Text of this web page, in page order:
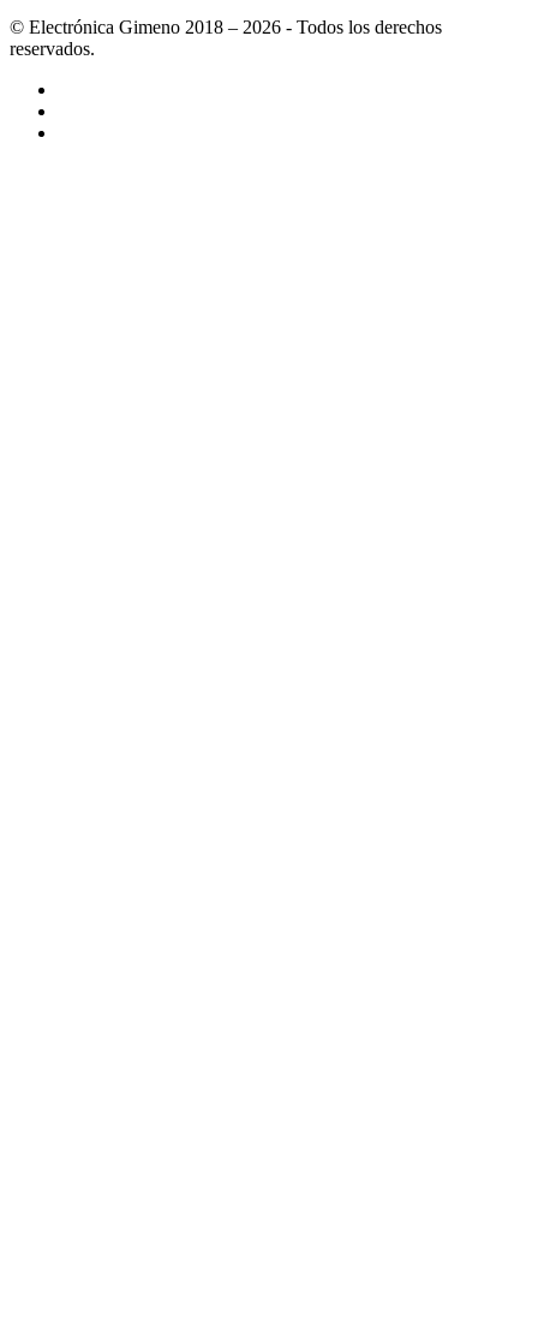
© Electrónica Gimeno 2018 – 2026 - Todos los derechos
reservados.